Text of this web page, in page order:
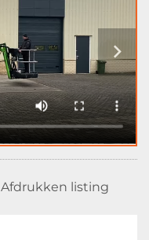
Afdrukken listing